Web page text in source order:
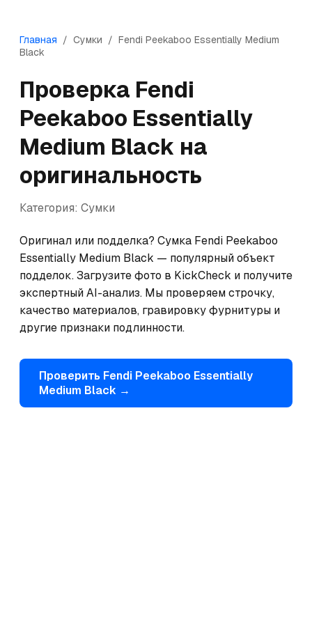
Главная / Сумки / Fendi Peekaboo Essentially Medium
Black
Проверка Fendi
Peekaboo Essentially
Medium Black на
оригинальность
Категория: Сумки
Оригинал или подделка? Сумка Fendi Peekaboo
Essentially Medium Black — популярный объект
подделок. Загрузите фото в KickCheck и получите
экспертный AI-анализ. Мы проверяем строчку,
качество материалов, гравировку фурнитуры и
другие признаки подлинности.
Проверить Fendi Peekaboo Essentially
Medium Black →